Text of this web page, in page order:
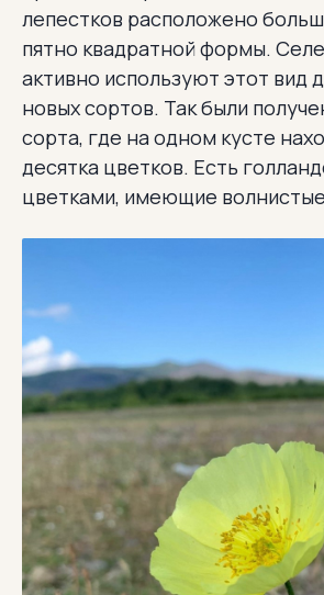
лепестков расположено
пятно квадратной формы.
активно используют этот вид
новых сортов. Так были
сорта, где на одном кусте
десятка цветков. Есть
цветками, имеющие